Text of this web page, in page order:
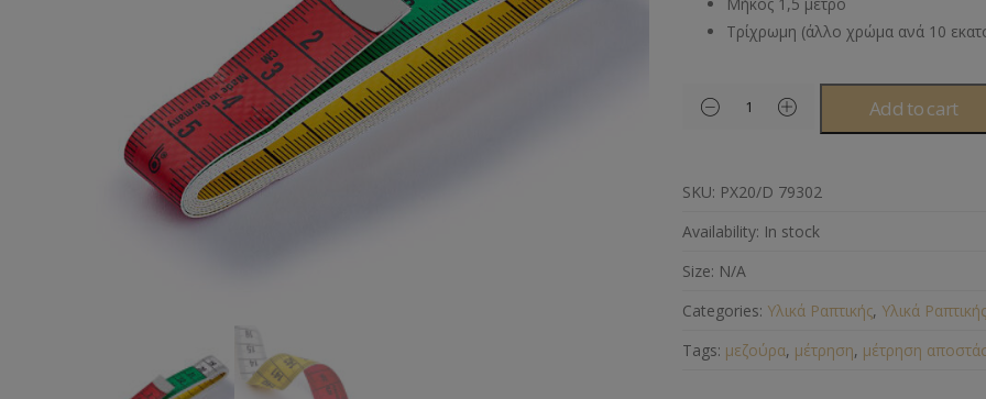
Τρίχρωμη (άλλο χρώμα ανά 10
Add to cart
SKU: ΡΧ20/D 79302
Availability: In stock
Size: N/A
Categories: Υλικά Ραπτικής, Υλικά Ραπτικής
Tags: μεζούρα, μέτρηση, μέτρηση